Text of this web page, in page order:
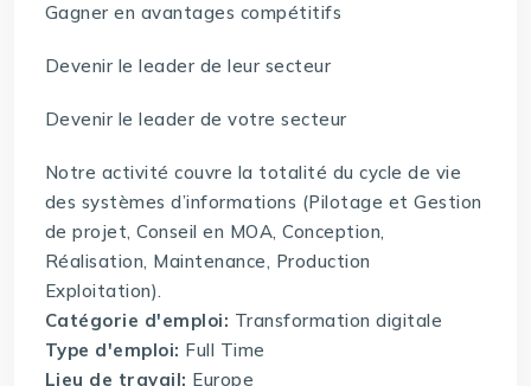
Gagner en avantages compétitifs
Devenir le leader de leur secteur
Devenir le leader de votre secteur
Notre activité couvre la totalité du cycle de vie
des systèmes d’informations (Pilotage et Gestion
de projet, Conseil en MOA, Conception,
Réalisation, Maintenance, Production
Exploitation).
Catégorie d'emploi: Transformation digitale
Type d'emploi: Full Time
Lieu de travail: Europe